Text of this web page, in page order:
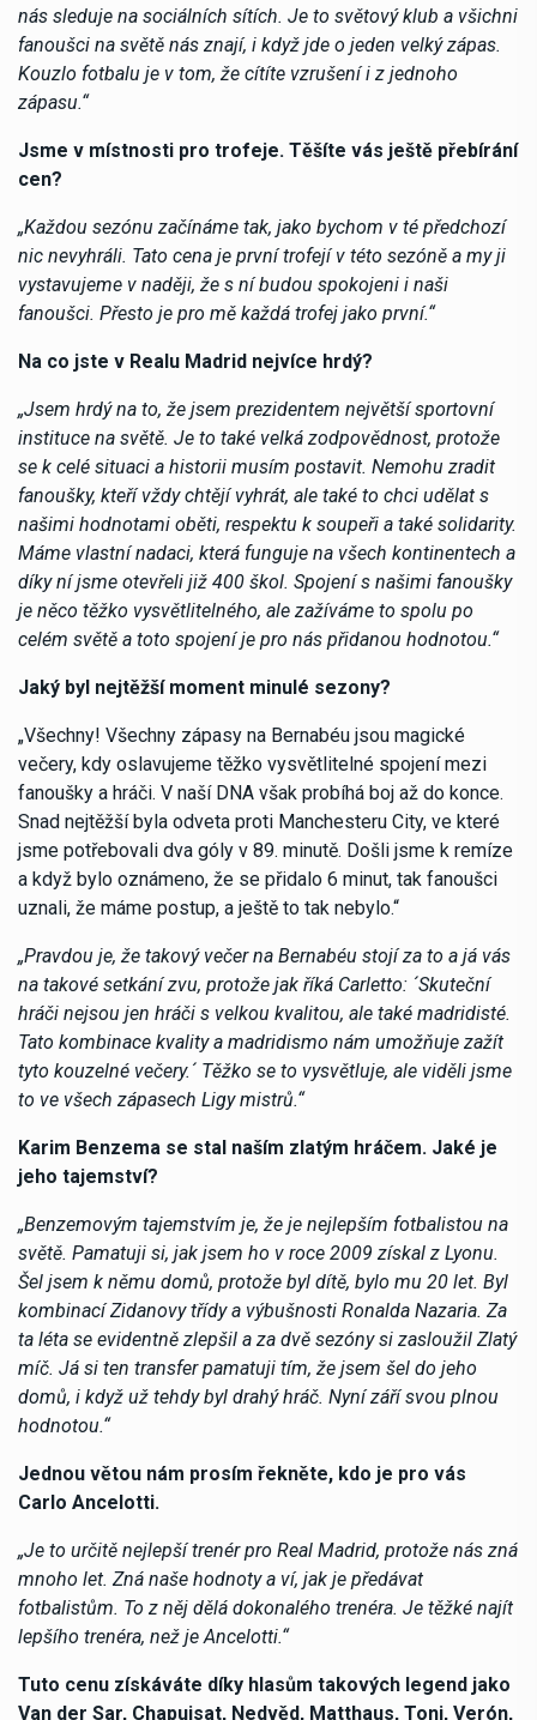
nás sleduje na sociálních sítích. Je to světový klub a všichni
fanoušci na světě nás znají, i když jde o jeden velký zápas.
Kouzlo fotbalu je v tom, že cítíte vzrušení i z jednoho
zápasu.“
Jsme v místnosti pro trofeje. Těšíte vás ještě přebírání
cen?
„Každou sezónu začínáme tak, jako bychom v té předchozí
nic nevyhráli. Tato cena je první trofejí v této sezóně a my ji
vystavujeme v naději, že s ní budou spokojeni i naši
fanoušci. Přesto je pro mě každá trofej jako první.“
Na co jste v Realu Madrid nejvíce hrdý?
„Jsem hrdý na to, že jsem prezidentem největší sportovní
instituce na světě. Je to také velká zodpovědnost, protože
se k celé situaci a historii musím postavit. Nemohu zradit
fanoušky, kteří vždy chtějí vyhrát, ale také to chci udělat s
našimi hodnotami oběti, respektu k soupeři a také solidarity.
Máme vlastní nadaci, která funguje na všech kontinentech a
díky ní jsme otevřeli již 400 škol. Spojení s našimi fanoušky
je něco těžko vysvětlitelného, ​​ale zažíváme to spolu po
celém světě a toto spojení je pro nás přidanou hodnotou.“
Jaký byl nejtěžší moment minulé sezony?
„Všechny! Všechny zápasy na Bernabéu jsou magické
večery, kdy oslavujeme těžko vysvětlitelné spojení mezi
fanoušky a hráči. V naší DNA však probíhá boj až do konce.
Snad nejtěžší byla odveta proti Manchesteru City, ve které
jsme potřebovali dva góly v 89. minutě. Došli jsme k remíze
a když bylo oznámeno, že se přidalo 6 minut, tak fanoušci
uznali, že máme postup, a ještě to tak nebylo.“
„Pravdou je, že takový večer na Bernabéu stojí za to a já vás
na takové setkání zvu, protože jak říká Carletto: ´Skuteční
hráči nejsou jen hráči s velkou kvalitou, ale také madridisté.
Tato kombinace kvality a madridismo nám umožňuje zažít
tyto kouzelné večery.´ Těžko se to vysvětluje, ale viděli jsme
to ve všech zápasech Ligy mistrů.“
Karim Benzema se stal naším zlatým hráčem. Jaké je
jeho tajemství?
„Benzemovým tajemstvím je, že je nejlepším fotbalistou na
světě. Pamatuji si, jak jsem ho v roce 2009 získal z Lyonu.
Šel jsem k němu domů, protože byl dítě, bylo mu 20 let. Byl
kombinací Zidanovy třídy a výbušnosti Ronalda Nazaria. Za
ta léta se evidentně zlepšil a za dvě sezóny si zasloužil Zlatý
míč. Já si ten transfer pamatuji tím, že jsem šel do jeho
domů, i když už tehdy byl drahý hráč. Nyní září svou plnou
hodnotou.“
Jednou větou nám prosím řekněte, kdo je pro vás
Carlo Ancelotti.
„Je to určitě nejlepší trenér pro Real Madrid, protože nás zná
mnoho let. Zná naše hodnoty a ví, jak je předávat
fotbalistům. To z něj dělá dokonalého trenéra. Je těžké najít
lepšího trenéra, než je Ancelotti.“
Tuto cenu získáváte díky hlasům takových legend jako
Van der Sar, Chapuisat, Nedvěd, Matthaus, Toni, Verón,